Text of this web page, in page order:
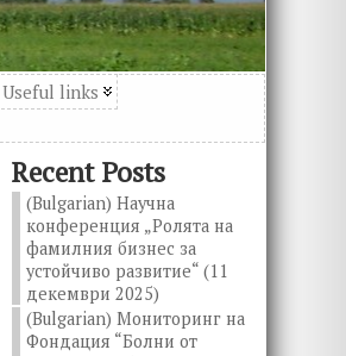
Useful links
Recent Posts
(Bulgarian) Научна
конференция „Ролята на
фамилния бизнес за
устойчиво развитие“ (11
декември 2025)
(Bulgarian) Мониторинг на
Фондация “Болни от